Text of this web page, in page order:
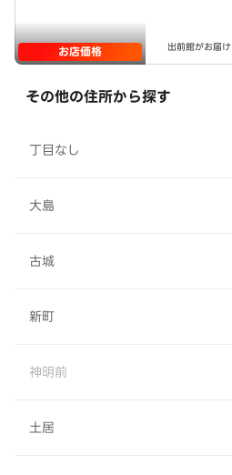
お店価格 出前館がお届け
その他の住所から探す
丁目なし
大島
古城
新町
神明前
土居